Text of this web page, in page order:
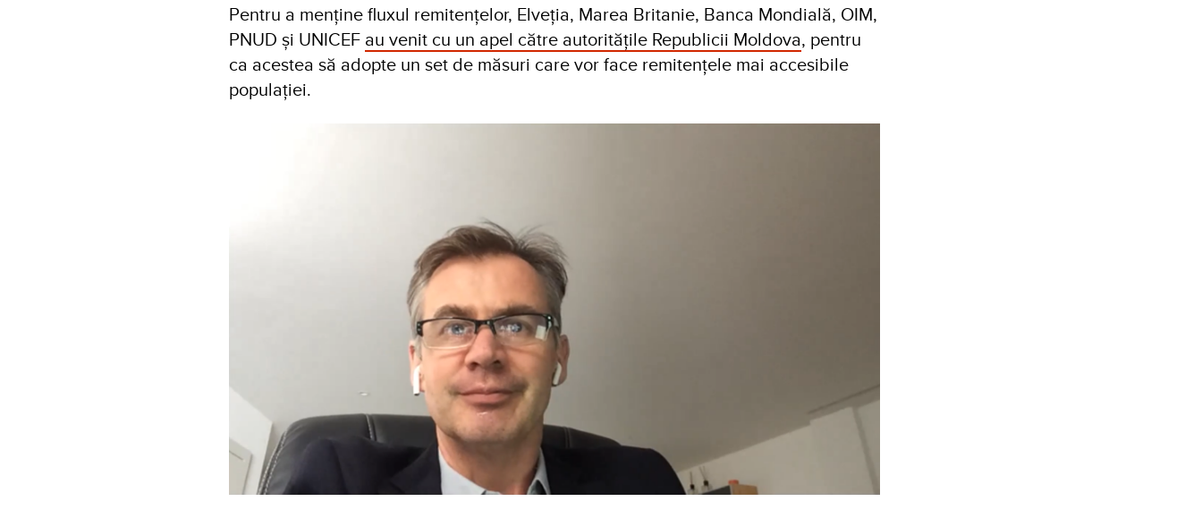
Pentru a menține fluxul remitențelor, Elveția, Marea Britanie, Banca Mondială, OIM,
PNUD și UNICEF au venit cu un apel către autoritățile Republicii Moldova, pentru
ca acestea să adopte un set de măsuri care vor face remitențele mai accesibile
populației.